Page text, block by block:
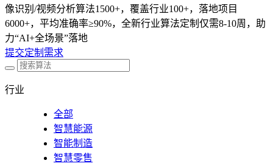
像识别/视频分析算法1500+，覆盖行业100+，落地项目
6000+，平均准确率≥90%，全新行业算法定制仅需8-10周，助
力“AI+全场景”落地
提交定制需求
行业
全部
智慧能源
智能制造
智慧零售